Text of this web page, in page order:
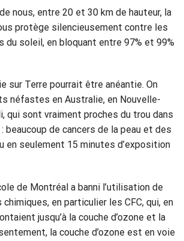
nous, entre 20 et 30 km de hauteur, la
protège silencieusement contre les
du soleil, en bloquant entre 97% et 99%
sur Terre pourrait être anéantie. On
néfastes en Australie, en Nouvelle-
qui sont vraiment proches du trou dans
: beaucoup de cancers de la peau et des
en seulement 15 minutes d’exposition
de Montréal a banni l’utilisation de
en particulier les CFC, qui, en
jusqu’à la couche d’ozone et la
la couche d’ozone est en voie